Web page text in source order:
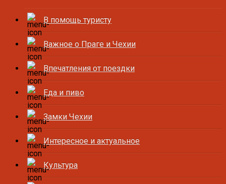
В помощь туристу
Важное о Праге и Чехии
Впечатления от поездки
Еда и пиво
Замки Чехии
Интересное и актуальное
Культура